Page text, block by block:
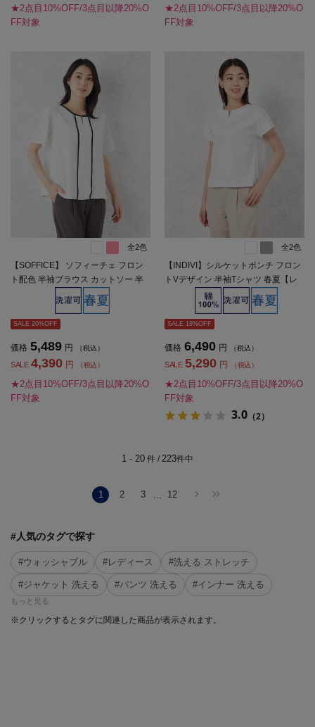
★2点目10%OFF/3点目以降20%O
FF対象
★2点目10%OFF/3点目以降20%O
FF対象
全2色
【SOFFICE】 ソフィーチェ フロン
ト配色 半袖ブラウス カットソー 半
袖プルオーバー ウォッシャブル 消臭
機能付き 春夏【レディース】
SALE 20%OFF
価格 5,489 円 （税込）
SALE 4,390 円 （税込）
★2点目10%OFF/3点目以降20%O
FF対象
全2色
【INDIVI】シルケットポンチ フロン
トVデザイン 半袖Tシャツ 春夏【レ
ディース】
SALE 18%OFF
価格 6,490 円 （税込）
SALE 5,290 円 （税込）
★2点目10%OFF/3点目以降20%O
FF対象
3.0 （2）
1 - 20 件 / 223件中
1 2 3 ... 12
#人気のタグで探す
#ウォッシャブル #レディース #洗える ストレッチ
#ジャケット 洗える #パンツ 洗える #インナー 洗える
もっと見る
※クリックするとタグに関連した商品が表示されます。